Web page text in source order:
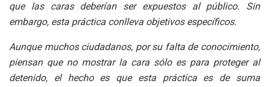
que las caras deberían ser expuestos al público. Sin
embargo, esta práctica conlleva objetivos específicos.
Aunque muchos ciudadanos, por su falta de conocimiento,
piensan que no mostrar la cara sólo es para proteger al
detenido, el hecho es que esta práctica es de suma